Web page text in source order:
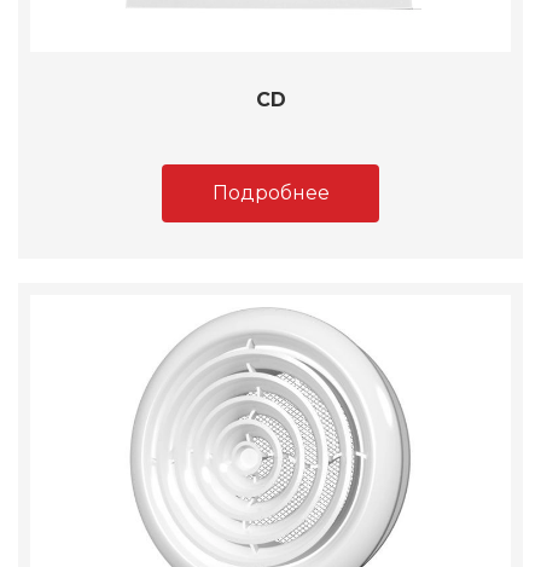
CD
Подробнее